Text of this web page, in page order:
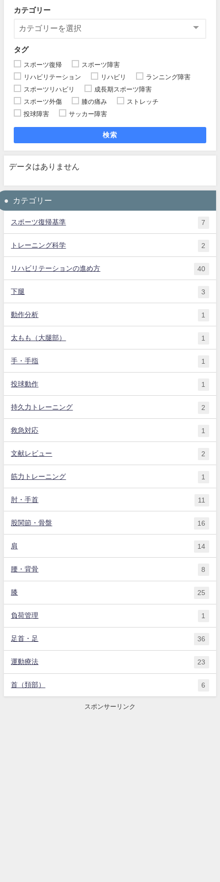
カテゴリー
タグ
スポーツ復帰
スポーツ障害
リハビリテーション
リハビリ
ランニング障害
スポーツリハビリ
成長期スポーツ障害
スポーツ外傷
膝の痛み
ストレッチ
投球障害
サッカー障害
検索
データはありません
カテゴリー
スポーツ復帰基準 7
トレーニング科学 2
リハビリテーションの進め方 40
下腿 3
動作分析 1
太もも（大腿部） 1
手・手指 1
投球動作 1
持久力トレーニング 2
救急対応 1
文献レビュー 2
筋力トレーニング 1
肘・手首 11
股関節・骨盤 16
肩 14
腰・背骨 8
膝 25
負荷管理 1
足首・足 36
運動療法 23
首（頚部） 6
スポンサーリンク